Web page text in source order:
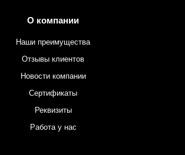
О компании
Наши преимущества
Отзывы клиентов
Новости компании
Сертификаты
Реквизиты
Работа у нас